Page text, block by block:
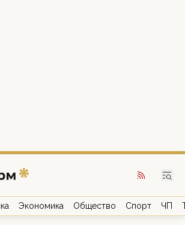
Экономика Общество Спорт ЧП